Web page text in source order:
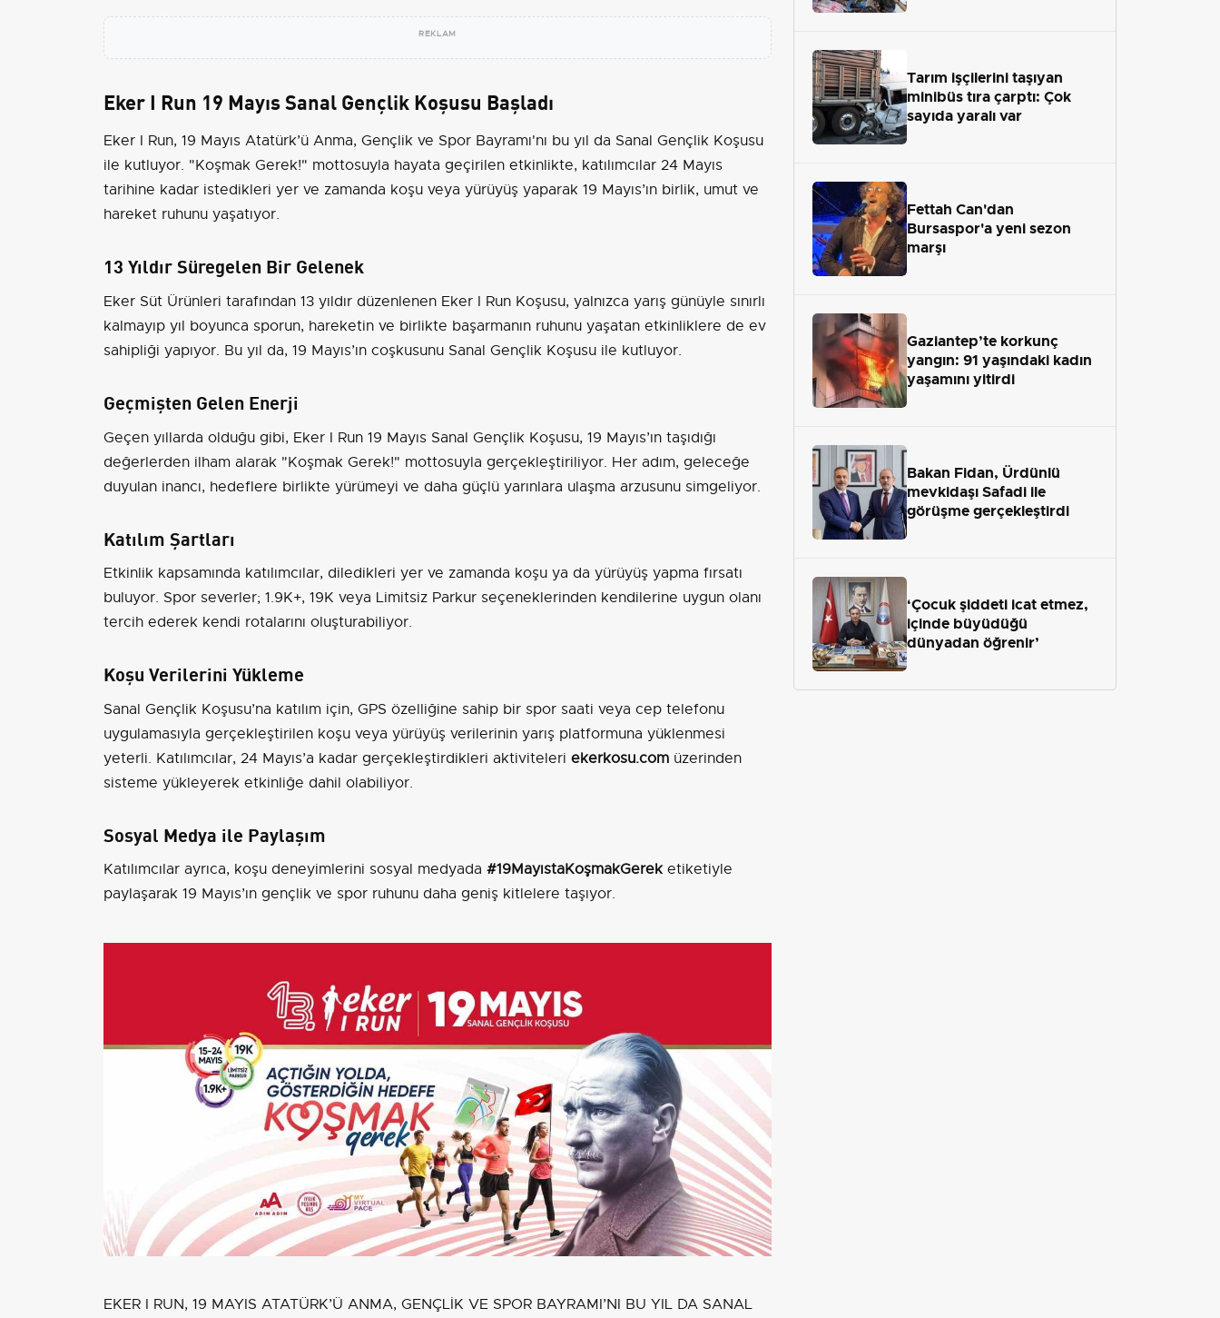
REKLAM
Eker I Run 19 Mayıs Sanal Gençlik Koşusu Başladı
Eker I Run, 19 Mayıs Atatürk’ü Anma, Gençlik ve Spor Bayramı'nı bu yıl da Sanal Gençlik Koşusu
ile kutluyor. "Koşmak Gerek!" mottosuyla hayata geçirilen etkinlikte, katılımcılar 24 Mayıs
tarihine kadar istedikleri yer ve zamanda koşu veya yürüyüş yaparak 19 Mayıs’ın birlik, umut ve
hareket ruhunu yaşatıyor.
13 Yıldır Süregelen Bir Gelenek
Eker Süt Ürünleri tarafından 13 yıldır düzenlenen Eker I Run Koşusu, yalnızca yarış günüyle sınırlı
kalmayıp yıl boyunca sporun, hareketin ve birlikte başarmanın ruhunu yaşatan etkinliklere de ev
sahipliği yapıyor. Bu yıl da, 19 Mayıs’ın coşkusunu Sanal Gençlik Koşusu ile kutluyor.
Geçmişten Gelen Enerji
Geçen yıllarda olduğu gibi, Eker I Run 19 Mayıs Sanal Gençlik Koşusu, 19 Mayıs’ın taşıdığı
değerlerden ilham alarak "Koşmak Gerek!" mottosuyla gerçekleştiriliyor. Her adım, geleceğe
duyulan inancı, hedeflere birlikte yürümeyi ve daha güçlü yarınlara ulaşma arzusunu simgeliyor.
Katılım Şartları
Etkinlik kapsamında katılımcılar, diledikleri yer ve zamanda koşu ya da yürüyüş yapma fırsatı
buluyor. Spor severler; 1.9K+, 19K veya Limitsiz Parkur seçeneklerinden kendilerine uygun olanı
tercih ederek kendi rotalarını oluşturabiliyor.
Koşu Verilerini Yükleme
Sanal Gençlik Koşusu’na katılım için, GPS özelliğine sahip bir spor saati veya cep telefonu
uygulamasıyla gerçekleştirilen koşu veya yürüyüş verilerinin yarış platformuna yüklenmesi
yeterli. Katılımcılar, 24 Mayıs’a kadar gerçekleştirdikleri aktiviteleri ekerkosu.com üzerinden
sisteme yükleyerek etkinliğe dahil olabiliyor.
Sosyal Medya ile Paylaşım
Katılımcılar ayrıca, koşu deneyimlerini sosyal medyada #19MayıstaKoşmakGereketiketiyle
paylaşarak 19 Mayıs’ın gençlik ve spor ruhunu daha geniş kitlelere taşıyor.
EKER I RUN, 19 MAYIS ATATÜRK’Ü ANMA, GENÇLİK VE SPOR BAYRAMI’NI BU YIL DA SANAL
Tarım işçilerini taşıyan
minibüs tıra çarptı: Çok
sayıda yaralı var
Fettah Can'dan
Bursaspor'a yeni sezon
marşı
Gaziantep’te korkunç
yangın: 91 yaşındaki kadın
yaşamını yitirdi
Bakan Fidan, Ürdünlü
mevkidaşı Safadi ile
görüşme gerçekleştirdi
‘Çocuk şiddeti icat etmez,
içinde büyüdüğü
dünyadan öğrenir’